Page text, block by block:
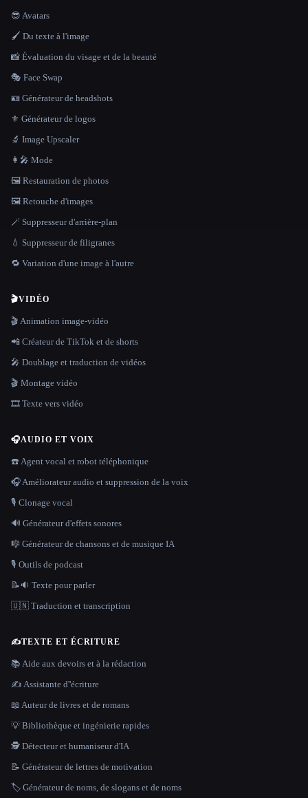
😎 Avatars
🖌️ Du texte à l'image
📸 Évaluation du visage et de la beauté
🎭 Face Swap
🪪 Générateur de headshots
⚜️ Générateur de logos
🔬 Image Upscaler
👩‍🎤 Mode
🖼️ Restauration de photos
🖼️ Retouche d'images
🪄 Suppresseur d'arrière-plan
💧 Suppresseur de filigranes
🔁 Variation d'une image à l'autre
🎬VIDÉO
🎬 Animation image-vidéo
📲 Créateur de TikTok et de shorts
🎤 Doublage et traduction de vidéos
🎬 Montage vidéo
🎞️ Texte vers vidéo
🎧AUDIO ET VOIX
☎️ Agent vocal et robot téléphonique
🎧 Améliorateur audio et suppression de la voix
🎙️ Clonage vocal
🔊 Générateur d'effets sonores
🎼 Générateur de chansons et de musique IA
🎙️ Outils de podcast
📝🔉 Texte pour parler
🇺🇳 Traduction et transcription
✍️TEXTE ET ÉCRITURE
📚 Aide aux devoirs et à la rédaction
✍️ Assistante d''écriture
📖 Auteur de livres et de romans
💡 Bibliothèque et ingénierie rapides
🕵️ Détecteur et humaniseur d'IA
📝 Générateur de lettres de motivation
🏷️ Générateur de noms, de slogans et de noms